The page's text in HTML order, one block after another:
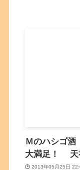
Ｍのハシゴ
大満足！ 天
2013年05月25日